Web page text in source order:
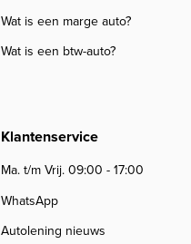
Wat is een marge auto?
Wat is een btw-auto?
Klantenservice
Ma. t/m Vrij. 09:00 - 17:00
WhatsApp
Autolening nieuws